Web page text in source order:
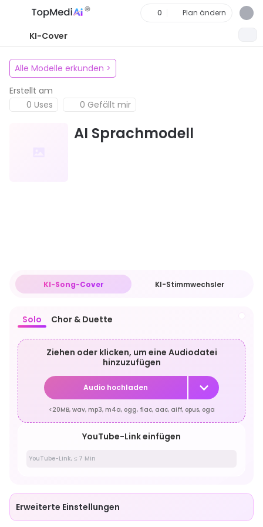
KI-Cover
0 Plan ändern
Alle Modelle erkunden >
Erstellt am
0 Uses
0 Gefällt mir
AI Sprachmodell
KI-Song-Cover KI-Stimmwechsler
Solo Chor & Duette
Ziehen oder klicken, um eine Audiodatei
hinzuzufügen
Audio hochladen
<20MB, wav, mp3, m4a, ogg, flac, aac, aiff, opus, oga
YouTube-Link einfügen
Erweiterte Einstellungen